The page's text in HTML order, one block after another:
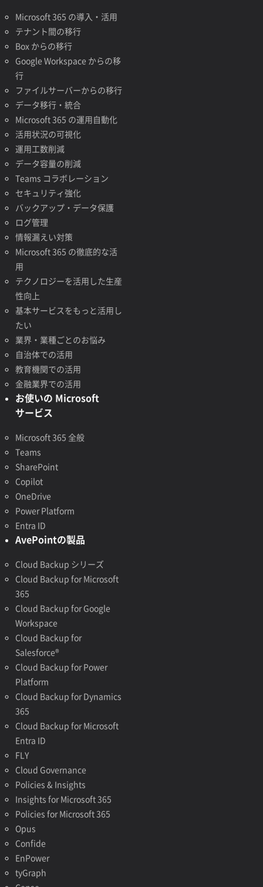
Microsoft 365 の導入・活用
テナント間の移行
Box からの移行
Google Workspace からの移
行
ファイルサーバーからの移行
データ移行・統合
Microsoft 365 の運用自動化
活用状況の可視化
運用工数削減
データ容量の削減
Teams コラボレーション
セキュリティ強化
バックアップ・データ保護
ログ管理
情報漏えい対策
Microsoft 365 の徹底的な活
用
テクノロジーを活用した生産
性向上
基本サービスをもっと活用し
たい
業界・業種ごとのお悩み
自治体での活用
教育機関での活用
金融業界での活用
お使いの Microsoft
サービス
Microsoft 365 全般
Teams
SharePoint
Copilot
OneDrive
Power Platform
Entra ID
AvePointの製品
Cloud Backup シリーズ
Cloud Backup for Microsoft
365
Cloud Backup for Google
Workspace
Cloud Backup for
Salesforce®
Cloud Backup for Power
Platform
Cloud Backup for Dynamics
365
Cloud Backup for Microsoft
Entra ID
FLY
Cloud Governance
Policies & Insights
Insights for Microsoft 365
Policies for Microsoft 365
Opus
Confide
EnPower
tyGraph